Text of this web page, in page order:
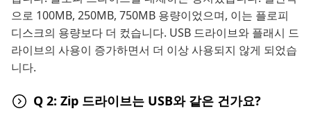
으로 100MB, 250MB, 750MB 용량이었으며, 이는 플로피
디스크의 용량보다 더 컸습니다. USB 드라이브와 플래시 드
라이브의 사용이 증가하면서 더 이상 사용되지 않게 되었습
니다.
Q 2: Zip 드라이브는 USB와 같은 건가요?